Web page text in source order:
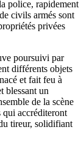
police, rapidement
civils armés sont
privées
poursuivi par
différents objets
et fait feu à
blessant un
de la scène
qui accréditeront
tireur, solidifiant